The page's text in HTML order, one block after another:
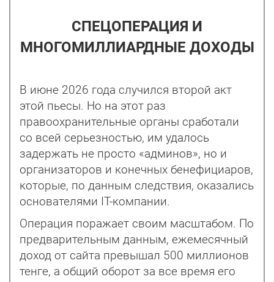
СПЕЦОПЕРАЦИЯ И
МНОГОМИЛЛИАРДНЫЕ ДОХОДЫ
В июне 2026 года случился второй акт
этой пьесы. Но на этот раз
правоохранительные органы сработали
со всей серьезностью, им удалось
задержать не просто «админов», но и
организаторов и конечных бенефициаров,
которые, по данным следствия, оказались
основателями IT-компании.
Операция поражает своим масштабом. По
предварительным данным, ежемесячный
доход от сайта превышал 500 миллионов
тенге, а общий оборот за все время его